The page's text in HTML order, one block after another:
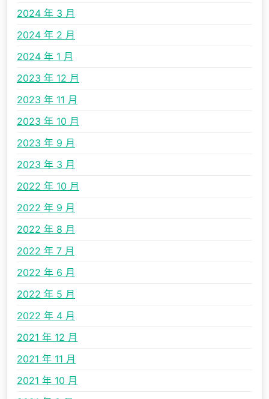
2024 年 3 月
2024 年 2 月
2024 年 1 月
2023 年 12 月
2023 年 11 月
2023 年 10 月
2023 年 9 月
2023 年 3 月
2022 年 10 月
2022 年 9 月
2022 年 8 月
2022 年 7 月
2022 年 6 月
2022 年 5 月
2022 年 4 月
2021 年 12 月
2021 年 11 月
2021 年 10 月